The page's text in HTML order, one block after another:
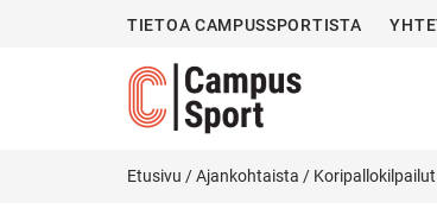
TIETOA CAMPUSSPORTISTA
Etusivu /Ajankohtaista /